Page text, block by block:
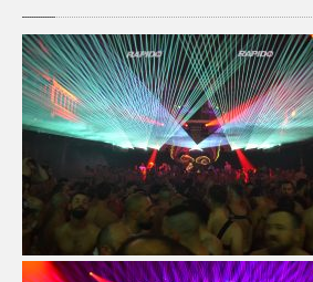
CONTACT
Contact
HetTeam